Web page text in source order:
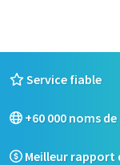
Service fiable
+60 000 noms
Meilleur